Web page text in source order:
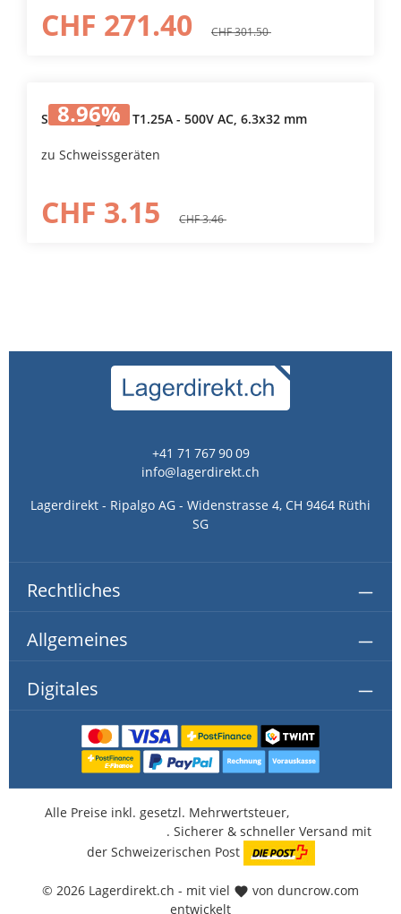
CHF 271.40 CHF 301.50
8.96%
Sicherung GYS T1.25A - 500V AC, 6.3x32 mm
zu Schweissgeräten
CHF 3.15 CHF 3.46
+41 71 767 90 09
info@lagerdirekt.ch
Lagerdirekt - Ripalgo AG - Widenstrasse 4, CH 9464 Rüthi
SG
Rechtliches
Allgemeines
Digitales
© 2026 Lagerdirekt.ch - mit viel
von duncrow.com
entwickelt
Alle Preise inkl. gesetzl. Mehrwertsteuer,
. Sicherer & schneller Versand mit
der Schweizerischen Post